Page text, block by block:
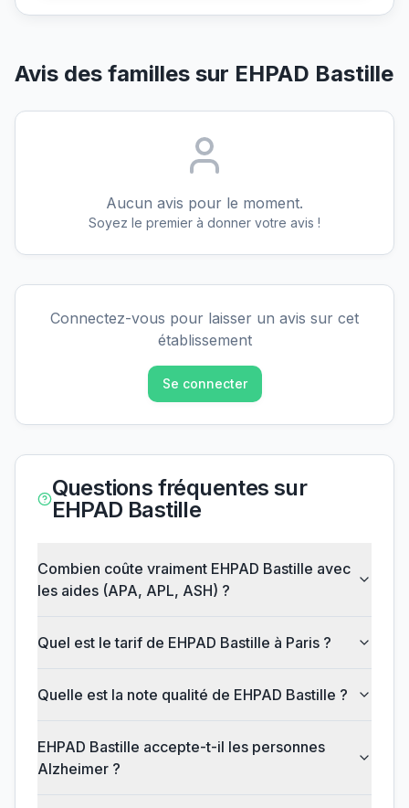
Avis des familles sur EHPAD Bastille
Aucun avis pour le moment.
Soyez le premier à donner votre avis !
Connectez-vous pour laisser un avis sur cet
établissement
Se connecter
Questions fréquentes sur
EHPAD Bastille
Combien coûte vraiment EHPAD Bastille avec
les aides (APA, APL, ASH) ?
Quel est le tarif de EHPAD Bastille à Paris ?
Quelle est la note qualité de EHPAD Bastille ?
EHPAD Bastille accepte-t-il les personnes
Alzheimer ?